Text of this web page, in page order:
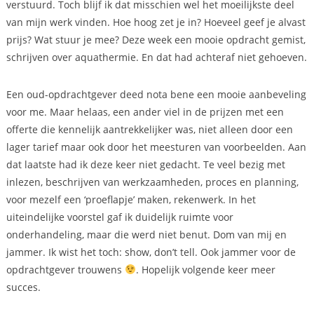
verstuurd. Toch blijf ik dat misschien wel het moeilijkste deel
van mijn werk vinden. Hoe hoog zet je in? Hoeveel geef je alvast
prijs? Wat stuur je mee? Deze week een mooie opdracht gemist,
schrijven over aquathermie. En dat had achteraf niet gehoeven.
Een oud-opdrachtgever deed nota bene een mooie aanbeveling
voor me. Maar helaas, een ander viel in de prijzen met een
offerte die kennelijk aantrekkelijker was, niet alleen door een
lager tarief maar ook door het meesturen van voorbeelden. Aan
dat laatste had ik deze keer niet gedacht. Te veel bezig met
inlezen, beschrijven van werkzaamheden, proces en planning,
voor mezelf een ‘proeflapje’ maken, rekenwerk. In het
uiteindelijke voorstel gaf ik duidelijk ruimte voor
onderhandeling, maar die werd niet benut. Dom van mij en
jammer. Ik wist het toch: show, don’t tell. Ook jammer voor de
opdrachtgever trouwens
. Hopelijk volgende keer meer
succes.